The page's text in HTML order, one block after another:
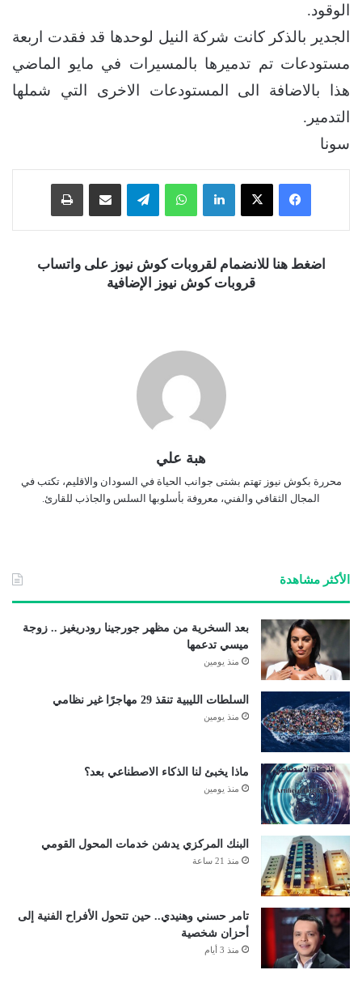
الوقود.
الجدير بالذكر كانت شركة النيل لوحدها قد فقدت اربعة
مستودعات تم تدميرها بالمسيرات في مايو الماضي
هذا بالاضافة الى المستودعات الاخرى التي شملها
التدمير.
سونا
فيسبوك ‫X لينكدإن واتساب تيلقرام
اضغط هنا للانضمام لقروبات كوش نيوز على واتساب
قروبات كوش نيوز الإضافية
هبة علي
محررة بكوش نيوز تهتم بشتى جوانب الحياة في السودان والاقليم، تكتب في
المجال الثقافي والفني، معروفة بأسلوبها السلس والجاذب للقارئ.
الأكثر مشاهدة
بعد السخرية من مظهر جورجينا رودريغيز .. زوجة
ميسي تدعمها
منذ يومين
السلطات الليبية تنقذ 29 مهاجرًا غير نظامي
منذ يومين
ماذا يخبئ لنا الذكاء الاصطناعي بعد؟
منذ يومين
البنك المركزي يدشن خدمات المحول القومي
منذ 21 ساعة
تامر حسني وهنيدي.. حين تتحول الأفراح الفنية إلى
أحزان شخصية
منذ 3 أيام